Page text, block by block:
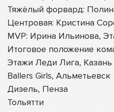
Тяжёлый форвард:
Центровая: Кристина
MVP: Ирина Ильинова,
Итоговое положение
Этажи Леди Лига, Казань
Ballers Girls, Альметьевск
Дизель, Пенза
Тольятти